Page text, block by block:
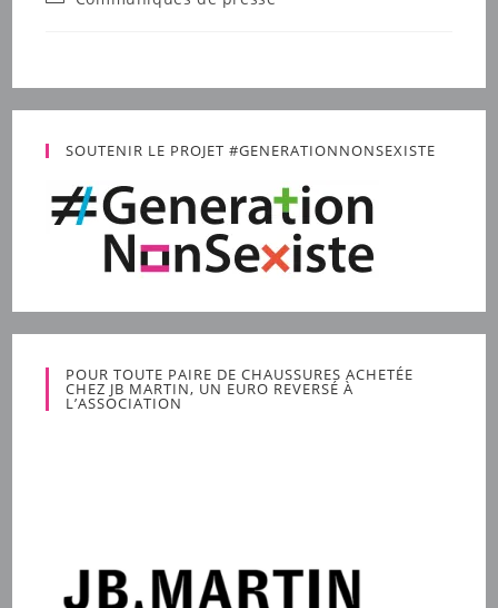
SOUTENIR LE PROJET #GENERATIONNONSEXISTE
POUR TOUTE PAIRE DE CHAUSSURES ACHETÉE
CHEZ JB MARTIN, UN EURO REVERSÉ À
L’ASSOCIATION